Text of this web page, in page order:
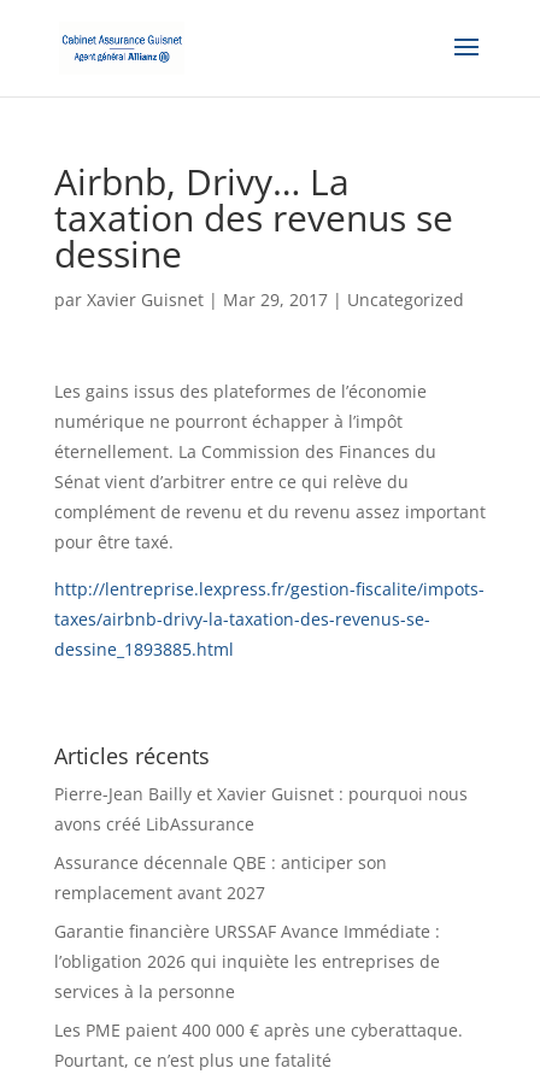
Airbnb, Drivy… La
taxation des revenus se
dessine
par Xavier Guisnet| Mar 29, 2017| Uncategorized
Les gains issus des plateformes de l’économie
numérique ne pourront échapper à l’impôt
éternellement. La Commission des Finances du
Sénat vient d’arbitrer entre ce qui relève du
complément de revenu et du revenu assez important
pour être taxé.
http://lentreprise.lexpress.fr/gestion-fiscalite/impots-
taxes/airbnb-drivy-la-taxation-des-revenus-se-
dessine_1893885.html
Articles récents
Pierre-Jean Bailly et Xavier Guisnet : pourquoi nous
avons créé LibAssurance
Assurance décennale QBE : anticiper son
remplacement avant 2027
Garantie financière URSSAF Avance Immédiate :
l’obligation 2026 qui inquiète les entreprises de
services à la personne
Les PME paient 400 000 € après une cyberattaque.
Pourtant, ce n’est plus une fatalité